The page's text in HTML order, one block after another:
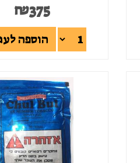
₪375
הוספה